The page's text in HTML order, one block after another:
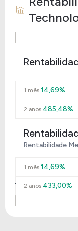
1 mês 14,69%
2 anos 485,48%
Rentabilidade
1 mês 14,69%
2 anos 433,00%